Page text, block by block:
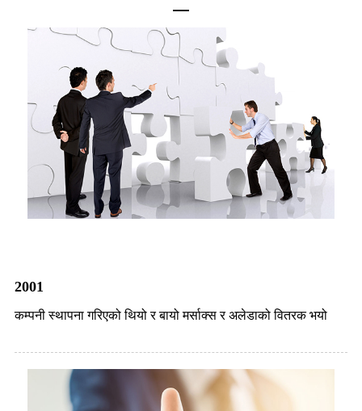
2001
कम्पनी स्थापना गरिएको थियो र बायो मर्साक्स र अलेडाको वितरक भयो